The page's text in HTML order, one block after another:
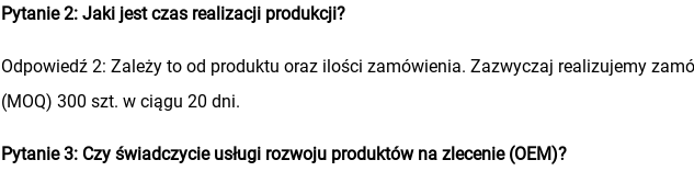
Pytanie 2: Jaki jest czas realizacji produkcji?
Odpowiedź 2: Zależy to od produktu oraz ilości zamówienia. Zazwyczaj realizujemy
(MOQ) 300 szt. w ciągu 20 dni.
Pytanie 3: Czy świadczycie usługi rozwoju produktów na zlecenie (OEM)?